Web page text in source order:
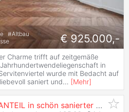
#Altbau
€ 925.000,-
Charme trifft auf zeitgemäße
in
wurde mit Bedacht auf
saniert und... [Mehr]
ERSTBEZUG mit HOFANTEIL in schön sanierter Jahrhundertwendeliegenschaft!